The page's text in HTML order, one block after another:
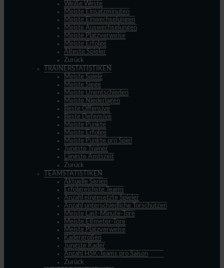
Weiße Weste
Meiste Einsatzminuten
Meiste Einwechselungen
Meiste Auswechselungen
Meiste Platzverweise
Meiste Erfolge
Älteste Spieler
Zurück
TRAINERSTATISTIKEN
Meiste Spiele
Meiste Siege
Meiste Unentschieden
Meiste Niederlagen
Beste Offensive
Beste Defensive
Meiste Punkte
Meiste Erfolge
Meiste Punkte pro Spiel
Jüngste Trainer
Längste Amtszeit
Zurück
TEAMSTATISTIKEN
Aktuelle Serien
Erfolgreichste Teams
Anzahl eingesetzte Spieler
Anzahl unterschiedliche Torschützen
Meiste Last-Minute-Tore
Meiste Elfmeter-Tore
Meiste Platzverweise
Kadergrößen
Jüngste Kader
Anzahl HSK-Teams pro Saison
Zurück